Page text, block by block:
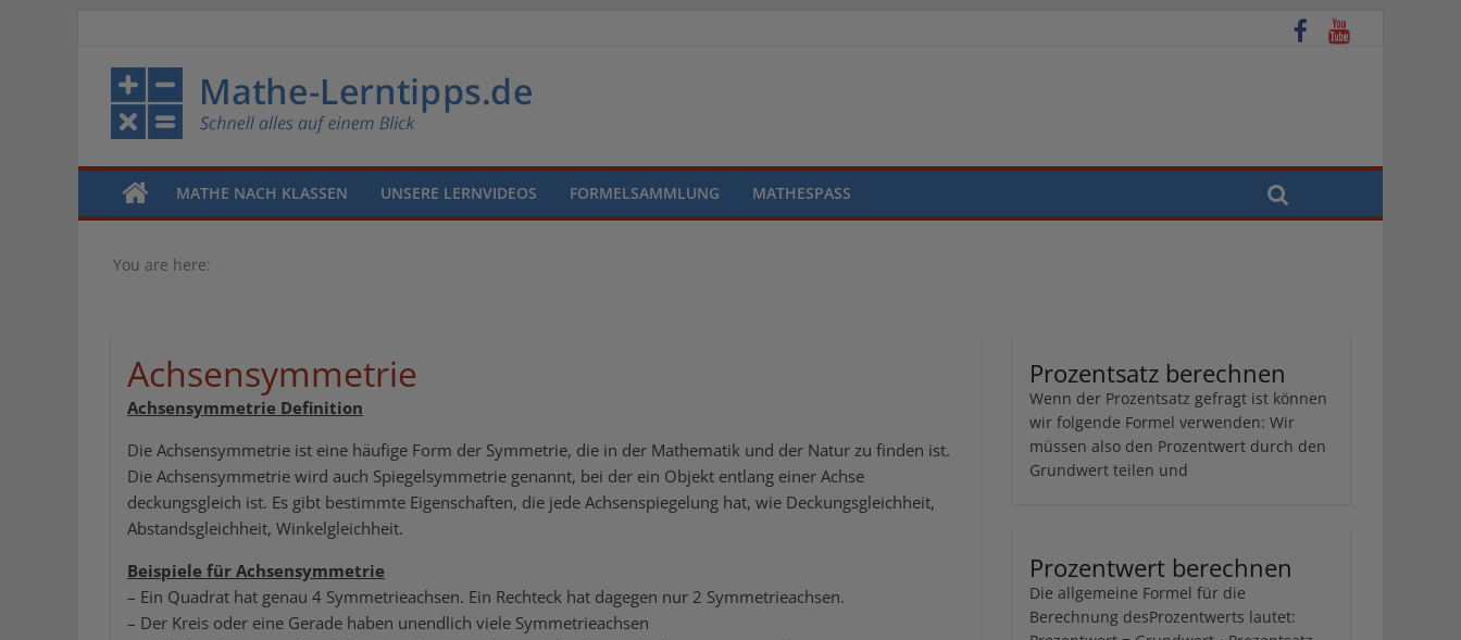
MATHE NACH KLASSEN UNSERE LERNVIDEOS FORMELSAMMLUNG MATHESPASS
You are here:
Achsensymmetrie
Achsensymmetrie Definition
Die Achsensymmetrie ist eine häufige Form der Symmetrie, die in der Mathematik und der Natur zu finden ist.
Die Achsensymmetrie wird auch Spiegelsymmetrie genannt, bei der ein Objekt entlang einer Achse
deckungsgleich ist. Es gibt bestimmte Eigenschaften, die jede Achsenspiegelung hat, wie Deckungsgleichheit,
Abstandsgleichheit, Winkelgleichheit.
Beispiele für Achsensymmetrie
– Ein Quadrat hat genau 4 Symmetrieachsen. Ein Rechteck hat dagegen nur 2 Symmetrieachsen.
– Der Kreis oder eine Gerade haben unendlich viele Symmetrieachsen
Prozentsatz berechnen
Wenn der Prozentsatz gefragt ist können
wir folgende Formel verwenden: Wir
müssen also den Prozentwert durch den
Grundwert teilen und
Prozentwert berechnen
Die allgemeine Formel für die
Berechnung desProzentwerts lautet: